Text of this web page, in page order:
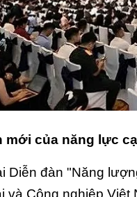
mới của năng lực
Diễn đàn "Năng
và Công nghiệp Việt